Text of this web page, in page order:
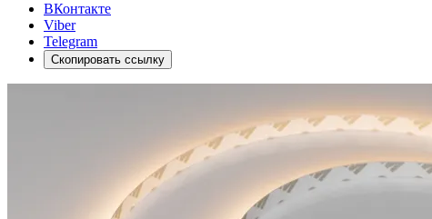
ВКонтакте
Viber
Telegram
Скопировать ссылку